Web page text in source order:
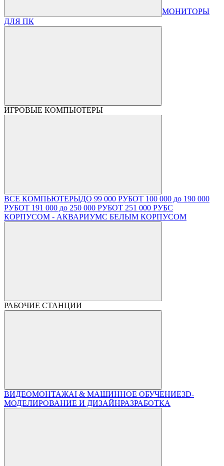
МОНИТОРЫ
ДЛЯ ПК
ИГРОВЫЕ КОМПЬЮТЕРЫ
ВСЕ КОМПЬЮТЕРЫДО 99 000 РУБОТ 100 000 до 190 000
РУБОТ 191 000 до 250 000 РУБОТ 251 000 РУБС
КОРПУСОМ - АКВАРИУМС БЕЛЫМ КОРПУСОМ
РАБОЧИЕ СТАНЦИИ
ВИДЕОМОНТАЖAI & МАШИННОЕ ОБУЧЕНИЕ3D-
МОДЕЛИРОВАНИЕ И ДИЗАЙНРАЗРАБОТКА